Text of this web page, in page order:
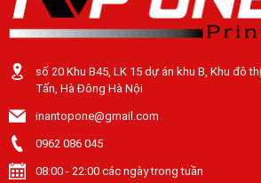
số 20 Khu B45, LK 15 dự án khu B, Khu đô
Tấn, Hà Đông Hà Nội
inantopone@gmail.com
0962 086 045
08:00 - 22:00 các ngày trong tuần